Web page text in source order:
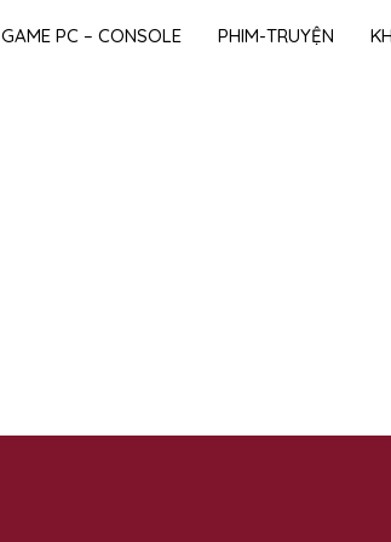
GAME PC – CONSOLE PHIM-TRUYỆN